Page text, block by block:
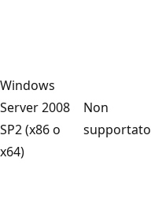
Windows
Server 2008
SP2 (x86 o
x64)
Non
supportato